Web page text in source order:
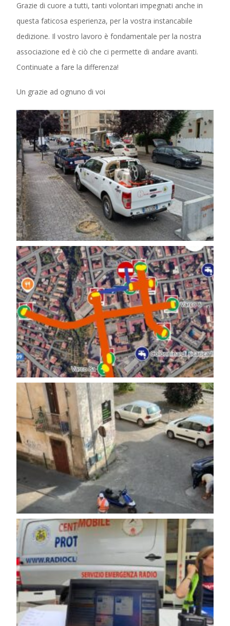
Grazie di cuore a tutti, tanti volontari impegnati anche in
questa faticosa esperienza, per la vostra instancabile
dedizione. Il vostro lavoro è fondamentale per la nostra
associazione ed è ciò che ci permette di andare avanti.
Continuate a fare la differenza!
Un grazie ad ognuno di voi